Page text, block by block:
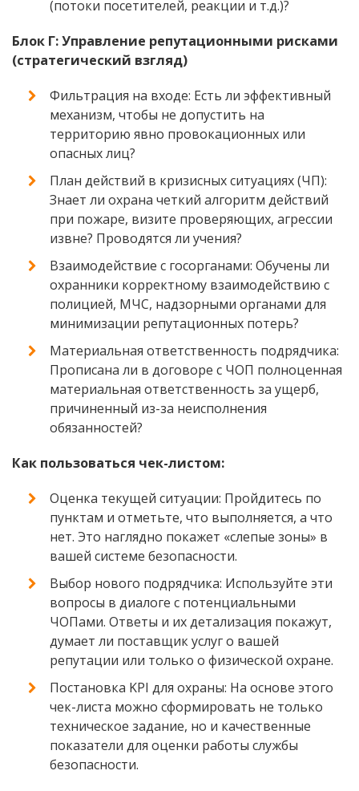
(потоки посетителей, реакции и т.д.)?
Блок Г: Управление репутационными рисками
(стратегический взгляд)
Фильтрация на входе: Есть ли эффективный
механизм, чтобы не допустить на
территорию явно провокационных или
опасных лиц?
План действий в кризисных ситуациях (ЧП):
Знает ли охрана четкий алгоритм действий
при пожаре, визите проверяющих, агрессии
извне? Проводятся ли учения?
Взаимодействие с госорганами: Обучены ли
охранники корректному взаимодействию с
полицией, МЧС, надзорными органами для
минимизации репутационных потерь?
Материальная ответственность подрядчика:
Прописана ли в договоре с ЧОП полноценная
материальная ответственность за ущерб,
причиненный из-за неисполнения
обязанностей?
Как пользоваться чек-листом:
Оценка текущей ситуации: Пройдитесь по
пунктам и отметьте, что выполняется, а что
нет. Это наглядно покажет «слепые зоны» в
вашей системе безопасности.
Выбор нового подрядчика: Используйте эти
вопросы в диалоге с потенциальными
ЧОПами. Ответы и их детализация покажут,
думает ли поставщик услуг о вашей
репутации или только о физической охране.
Постановка KPI для охраны: На основе этого
чек-листа можно сформировать не только
техническое задание, но и качественные
показатели для оценки работы службы
безопасности.